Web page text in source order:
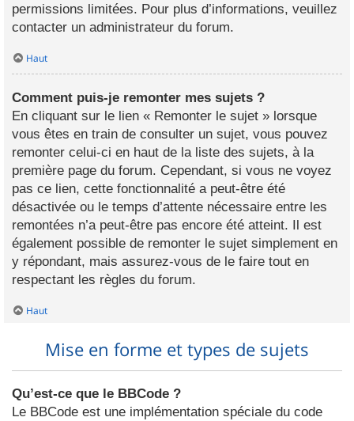
permissions limitées. Pour plus d’informations, veuillez
contacter un administrateur du forum.
Haut
Comment puis-je remonter mes sujets ?
En cliquant sur le lien « Remonter le sujet » lorsque
vous êtes en train de consulter un sujet, vous pouvez
remonter celui-ci en haut de la liste des sujets, à la
première page du forum. Cependant, si vous ne voyez
pas ce lien, cette fonctionnalité a peut-être été
désactivée ou le temps d’attente nécessaire entre les
remontées n’a peut-être pas encore été atteint. Il est
également possible de remonter le sujet simplement en
y répondant, mais assurez-vous de le faire tout en
respectant les règles du forum.
Haut
Mise en forme et types de sujets
Qu’est-ce que le BBCode ?
Le BBCode est une implémentation spéciale du code